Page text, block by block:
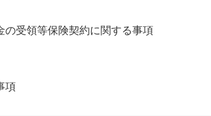
受領等保険契約に関する事項
項